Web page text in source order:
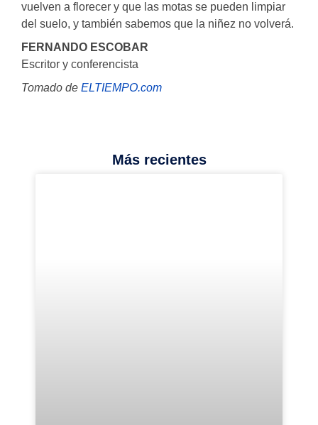
vuelven a florecer y que las motas se pueden limpiar
del suelo, y también sabemos que la niñez no volverá.
FERNANDO ESCOBAR
Escritor y conferencista
Tomado de ELTIEMPO.com
Más recientes